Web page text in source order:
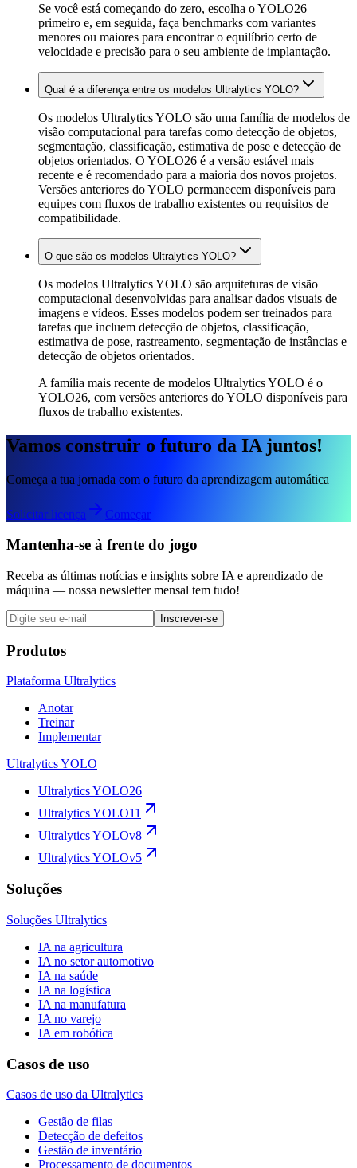
Se você está começando do zero, escolha o YOLO26
primeiro e, em seguida, faça benchmarks com variantes
menores ou maiores para encontrar o equilíbrio certo de
velocidade e precisão para o seu ambiente de implantação.
Qual é a diferença entre os modelos Ultralytics YOLO?
Os modelos Ultralytics YOLO são uma família de modelos de
visão computacional para tarefas como detecção de objetos,
segmentação, classificação, estimativa de pose e detecção de
objetos orientados. O YOLO26 é a versão estável mais
recente e é recomendado para a maioria dos novos projetos.
Versões anteriores do YOLO permanecem disponíveis para
equipes com fluxos de trabalho existentes ou requisitos de
compatibilidade.
O que são os modelos Ultralytics YOLO?
Os modelos Ultralytics YOLO são arquiteturas de visão
computacional desenvolvidas para analisar dados visuais de
imagens e vídeos. Esses modelos podem ser treinados para
tarefas que incluem detecção de objetos, classificação,
estimativa de pose, rastreamento, segmentação de instâncias e
detecção de objetos orientados.
A família mais recente de modelos Ultralytics YOLO é o
YOLO26, com versões anteriores do YOLO disponíveis para
fluxos de trabalho existentes.
Vamos construir o futuro da IA juntos!
Começa a tua jornada com o futuro da aprendizagem automática
Solicitar licença Começar
Mantenha-se à frente do jogo
Receba as últimas notícias e insights sobre IA e aprendizado de
máquina — nossa newsletter mensal tem tudo!
Inscrever-se
Produtos
Plataforma Ultralytics
Anotar
Treinar
Implementar
Ultralytics YOLO
Ultralytics YOLO26
Ultralytics YOLO11
Ultralytics YOLOv8
Ultralytics YOLOv5
Soluções
Soluções Ultralytics
IA na agricultura
IA no setor automotivo
IA na saúde
IA na logística
IA na manufatura
IA no varejo
IA em robótica
Casos de uso
Casos de uso da Ultralytics
Gestão de filas
Detecção de defeitos
Gestão de inventário
Processamento de documentos